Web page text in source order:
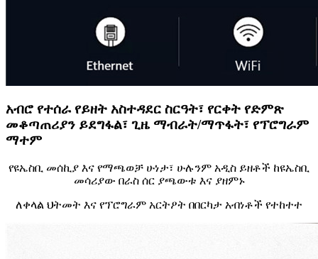
አብሮ የተሰራ የይዘት አስተዳደር ስርዓት፣ የርቀት የድምጽ
መቆጣጠሪያን ይደግፋል፣ ጊዜ ማብራት/ማጥፋት፣ የፕሮግራም
ማተም
የዩኤስቢ መሰኪያ እና የማጫወቻ ሁነታ፣ ሁሉንም አዲስ ይዘቶች ከዩኤስቢ
መሳሪያው በራስ ሰር ያጫውቱ እና ያዘምኑ
ለቀላል ህትመት እና የፕሮግራም አርትዖት በበርካታ አብነቶች የተከተተ